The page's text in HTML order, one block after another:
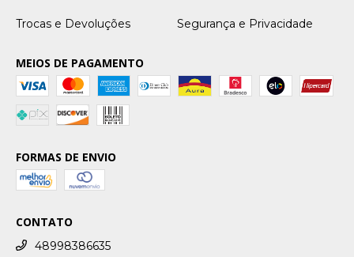
Trocas e Devoluções Segurança e Privacidade
MEIOS DE PAGAMENTO
FORMAS DE ENVIO
CONTATO
48998386635